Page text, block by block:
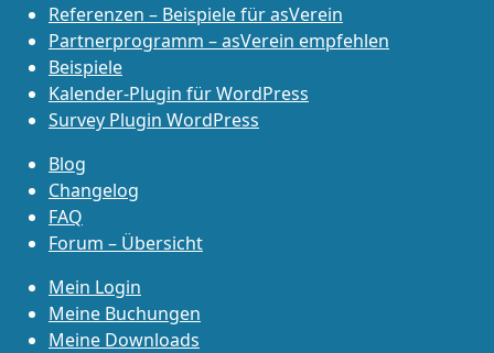
Referenzen – Beispiele für asVerein
Partnerprogramm – asVerein empfehlen
Beispiele
Kalender-Plugin für WordPress
Survey Plugin WordPress
Blog
Changelog
FAQ
Forum – Übersicht
Mein Login
Meine Buchungen
Meine Downloads